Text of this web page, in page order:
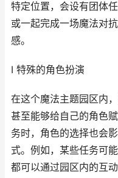
特定位置，会设有团体
或一起完成一场魔法对
感。
I 特殊的角色扮演
在这个魔法主题园区内
甚至能够给自己的角色
务时，角色的选择也会
式。例如，某些任务可
都可以通过园区内的互